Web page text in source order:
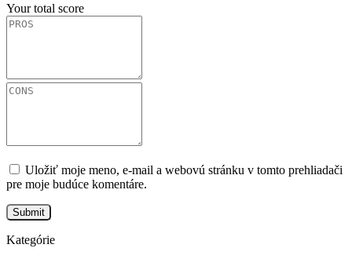
Your total score
Uložiť moje meno, e-mail a webovú stránku v tomto prehliadači
pre moje budúce komentáre.
Kategórie